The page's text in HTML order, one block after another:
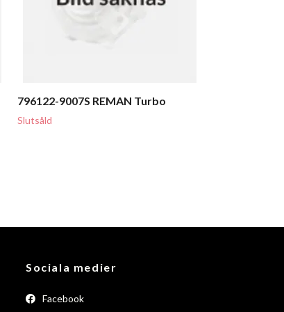
796122-9007S REMAN Turbo
Slutsåld
Sociala medier
Facebook